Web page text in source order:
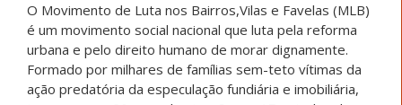
O Movimento de Luta nos Bairros,Vilas e Favelas (MLB)
é um movimento social nacional que luta pela reforma
urbana e pelo direito humano de morar dignamente.
Formado por milhares de famílias sem-teto vítimas da
ação predatória da especulação fundiária e imobiliária,